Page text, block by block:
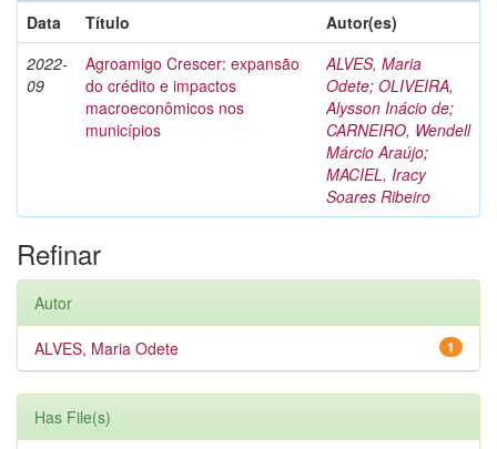
Data
Título
Autor(es)
2022-
09
Agroamigo Crescer: expansão
do crédito e impactos
macroeconômicos nos
municípios
ALVES, Maria
Odete; OLIVEIRA,
Alysson Inácio de;
CARNEIRO, Wendell
Márcio Araújo;
MACIEL, Iracy
Soares Ribeiro
Refinar
Autor
1
ALVES, Maria Odete
Has File(s)